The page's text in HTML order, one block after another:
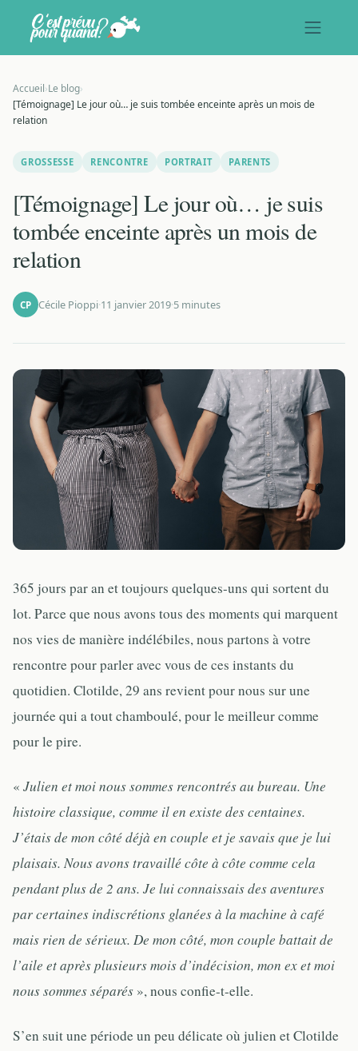
Accueil›Le blog›
[Témoignage] Le jour où… je suis tombée enceinte après un mois de
relation
GROSSESSE RENCONTRE PORTRAIT PARENTS
[Témoignage] Le jour où… je suis
tombée enceinte après un mois de
relation
CP Cécile Pioppi·11 janvier 2019·5 minutes
365 jours par an et toujours quelques-uns qui sortent du
lot. Parce que nous avons tous des moments qui marquent
nos vies de manière indélébiles, nous partons à votre
rencontre pour parler avec vous de ces instants du
quotidien. Clotilde, 29 ans revient pour nous sur une
journée qui a tout chamboulé, pour le meilleur comme
pour le pire.
« Julien et moi nous sommes rencontrés au bureau. Une
histoire classique, comme il en existe des centaines.
J’étais de mon côté déjà en couple et je savais que je lui
plaisais. Nous avons travaillé côte à côte comme cela
pendant plus de 2 ans. Je lui connaissais des aventures
par certaines indiscrétions glanées à la machine à café
mais rien de sérieux. De mon côté, mon couple battait de
l’aile et après plusieurs mois d’indécision, mon ex et moi
nous sommes séparés », nous confie-t-elle.
S’en suit une période un peu délicate où julien et Clotilde